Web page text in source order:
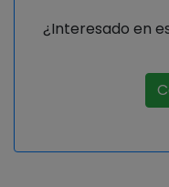
¿Interesado en